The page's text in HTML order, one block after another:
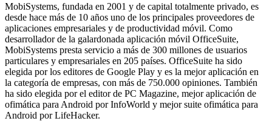
MobiSystems, fundada en 2001 y de capital totalmente privado, es
desde hace más de 10 años uno de los principales proveedores de
aplicaciones empresariales y de productividad móvil. Como
desarrollador de la galardonada aplicación móvil OfficeSuite,
MobiSystems presta servicio a más de 300 millones de usuarios
particulares y empresariales en 205 países. OfficeSuite ha sido
elegida por los editores de Google Play y es la mejor aplicación en
la categoría de empresas, con más de 750.000 opiniones. También
ha sido elegida por el editor de PC Magazine, mejor aplicación de
ofimática para Android por InfoWorld y mejor suite ofimática para
Android por LifeHacker.